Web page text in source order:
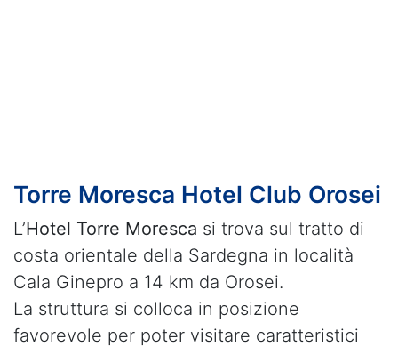
Torre Moresca Hotel Club Orosei
L’Hotel Torre Moresca si trova sul tratto di
costa orientale della Sardegna in località
Cala Ginepro a 14 km da Orosei.
La struttura si colloca in posizione
favorevole per poter visitare caratteristici